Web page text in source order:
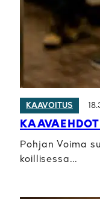
KAAVOITUS
Pohjan Voima
koillisessa…